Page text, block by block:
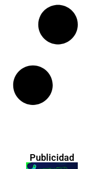
Publicidad